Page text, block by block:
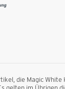
die Magic